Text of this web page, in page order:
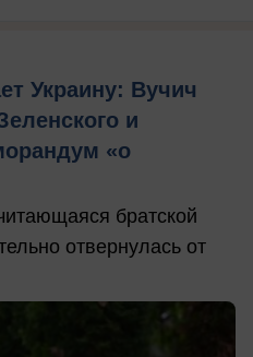
Украину: Вучич
и
«о
братской
отвернулась от